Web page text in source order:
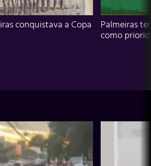
conquistava a Copa
Palmeiras
como